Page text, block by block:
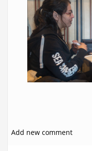
Add new comment